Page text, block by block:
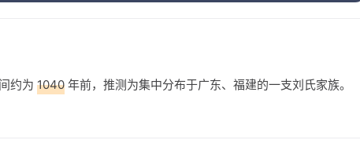
约为 1040 年前，推测为集中分布于广东、福建的一支刘氏家族。